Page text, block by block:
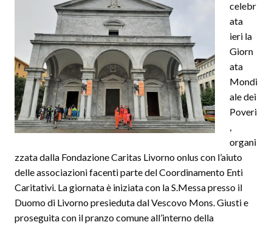
celebr
ata
ieri la
Giorn
ata
Mondi
ale dei
Poveri
,
organi
zzata dalla Fondazione Caritas Livorno onlus con l’aiuto
delle associazioni facenti parte del Coordinamento Enti
Caritativi. La giornata è iniziata con la S.Messa presso il
Duomo di Livorno presieduta dal Vescovo Mons. Giusti e
proseguita con il pranzo comune all’interno della